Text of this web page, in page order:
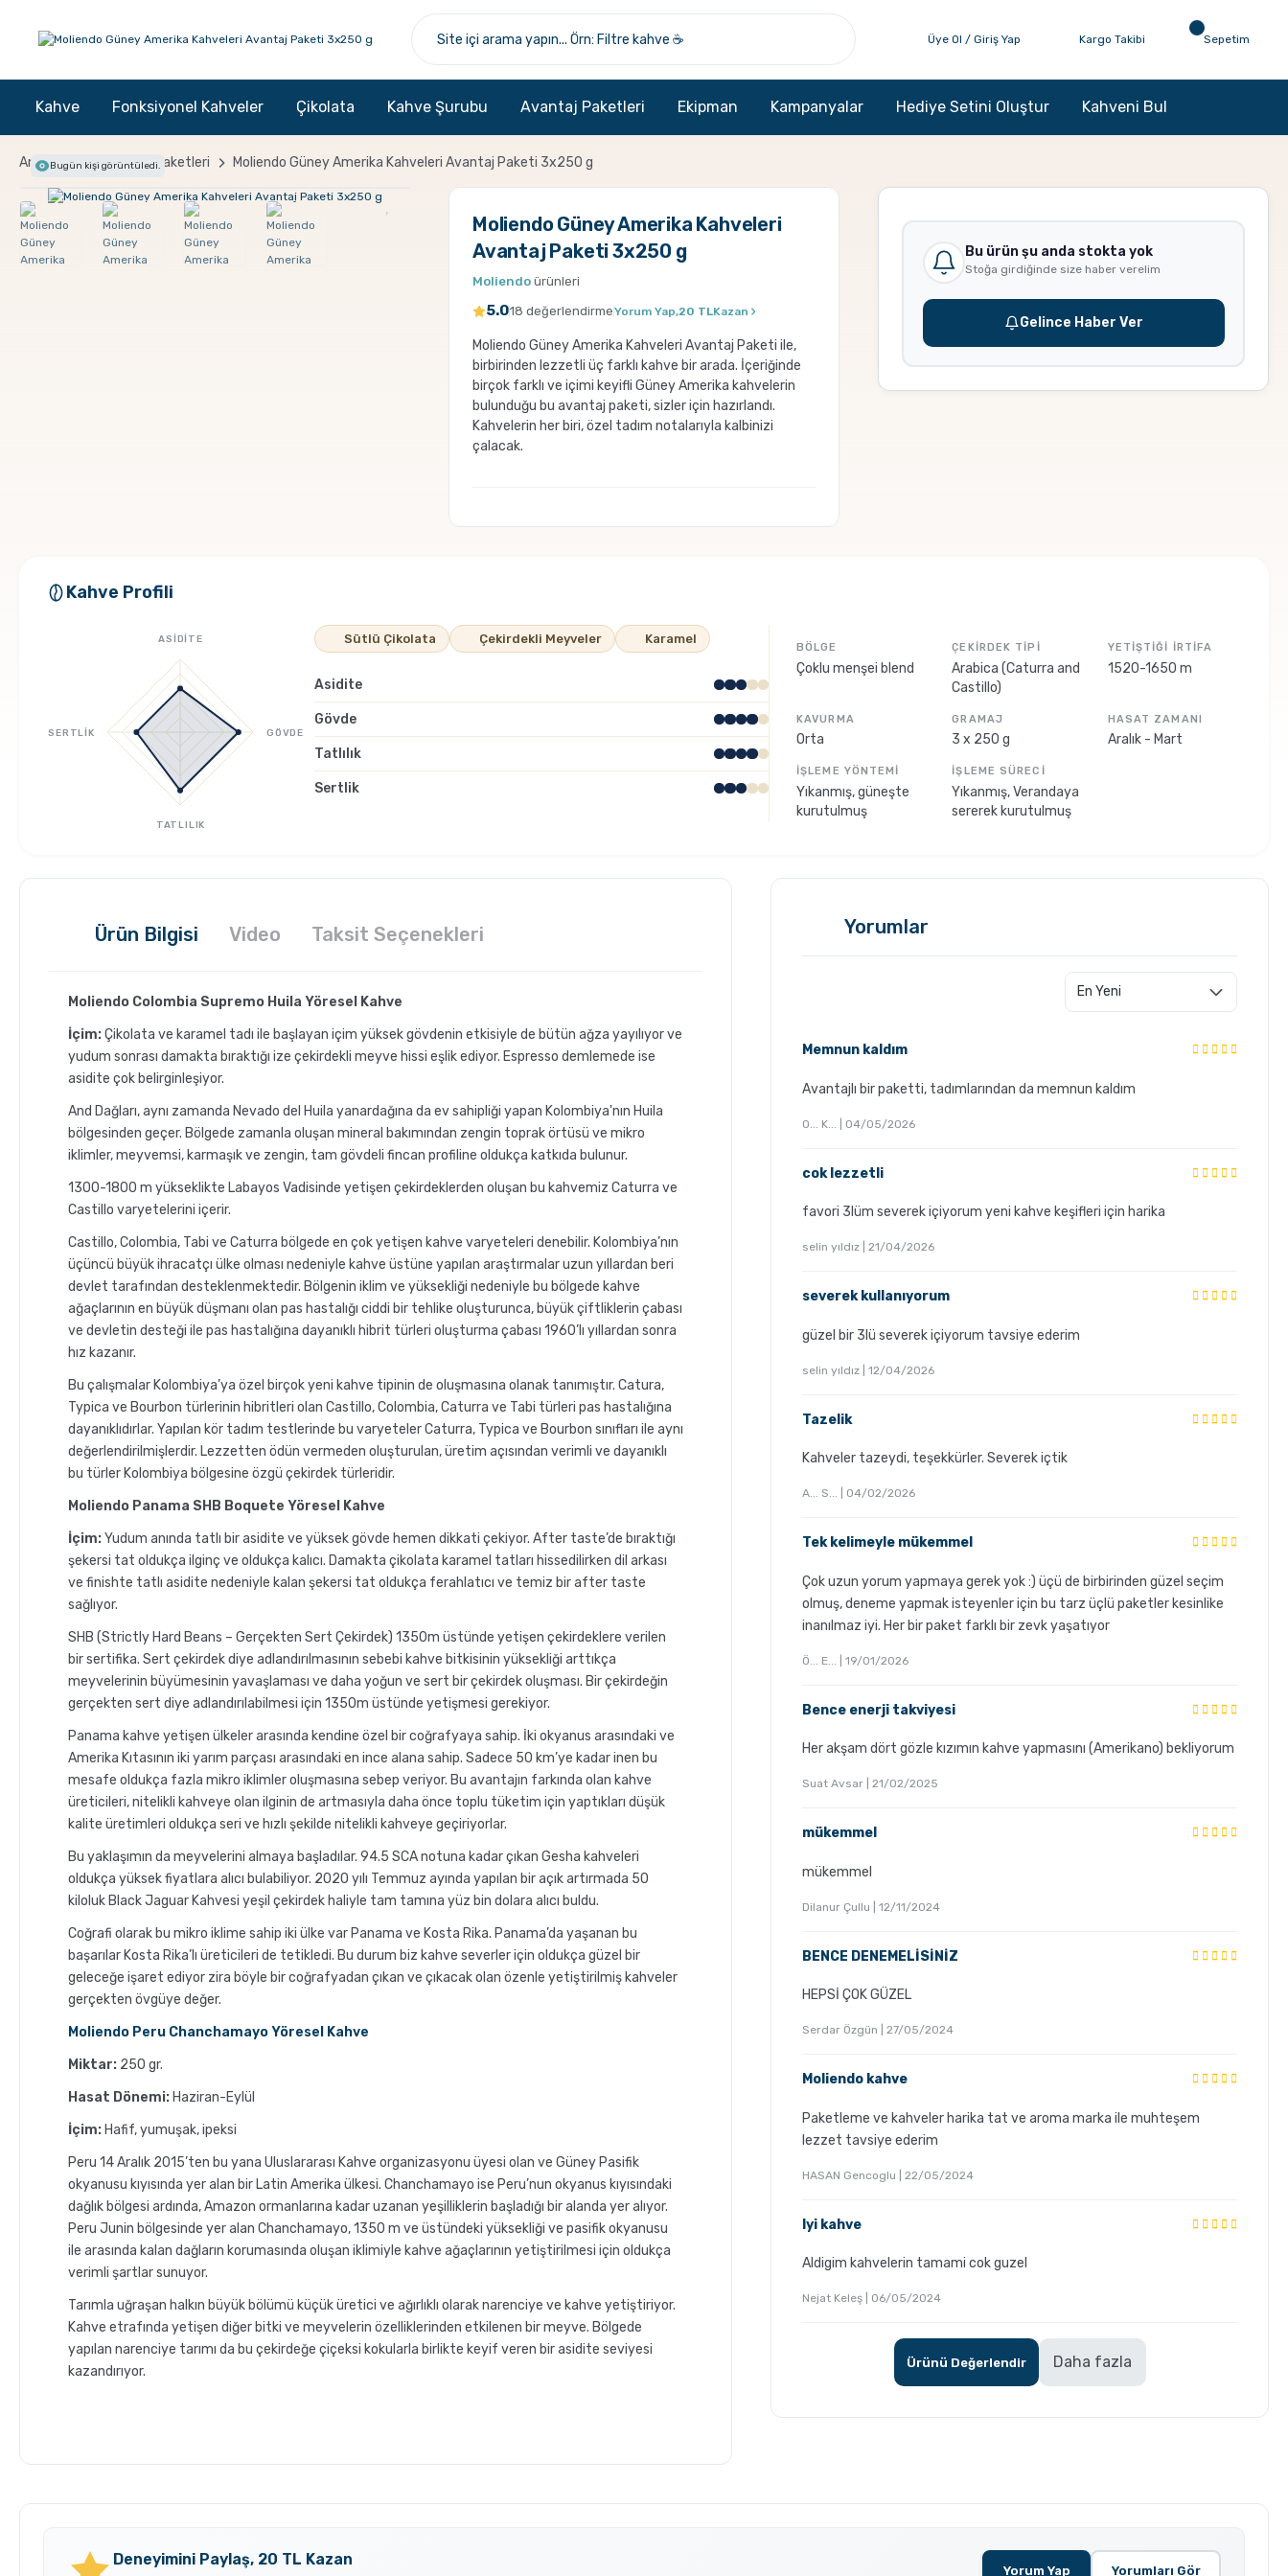
Üye Ol / Giriş Yap Kargo Takibi Sepetim
Kahve Fonksiyonel Kahveler Çikolata Kahve Şurubu Avantaj Paketleri Ekipman Kampanyalar Hediye Setini Oluştur Kahveni Bul
Anasayfa Avantaj Paketleri Moliendo Güney Amerika Kahveleri Avantaj Paketi 3x250 g
Bugün kişi görüntüledi.
Moliendo Güney Amerika Kahveleri
Avantaj Paketi 3x250 g
Moliendo ürünleri
5.018 değerlendirmeYorum Yap,20 TLKazan
Moliendo Güney Amerika Kahveleri Avantaj Paketi ile,
birbirinden lezzetli üç farklı kahve bir arada. İçeriğinde
birçok farklı ve içimi keyifli Güney Amerika kahvelerin
bulunduğu bu avantaj paketi, sizler için hazırlandı.
Kahvelerin her biri, özel tadım notalarıyla kalbinizi
çalacak.
Bu ürün şu anda stokta yok
Stoğa girdiğinde size haber verelim
Gelince Haber Ver
Kahve Profili
ASİDİTE
GÖVDE
TATLILIK
SERTLİK
Sütlü Çikolata Çekirdekli Meyveler Karamel
Asidite
Gövde
Tatlılık
Sertlik
BÖLGE
Çoklu menşei blend
ÇEKIRDEK TIPI
Arabica (Caturra and
Castillo)
YETIŞTIĞI İRTIFA
1520-1650 m
KAVURMA
Orta
GRAMAJ
3 x 250 g
HASAT ZAMANI
Aralık - Mart
İŞLEME YÖNTEMI
Yıkanmış, güneşte
kurutulmuş
İŞLEME SÜRECI
Yıkanmış, Verandaya
sererek kurutulmuş
Ürün Bilgisi Video Taksit Seçenekleri
Moliendo Colombia Supremo Huila Yöresel Kahve
İçim:Çikolata ve karamel tadı ile başlayan içim yüksek gövdenin etkisiyle de bütün ağza yayılıyor ve
yudum sonrası damakta bıraktığı ize çekirdekli meyve hissi eşlik ediyor. Espresso demlemede ise
asidite çok belirginleşiyor.
And Dağları, aynı zamanda Nevado del Huila yanardağına da ev sahipliği yapan Kolombiya'nın Huila
bölgesinden geçer. Bölgede zamanla oluşan mineral bakımından zengin toprak örtüsü ve mikro
iklimler, meyvemsi, karmaşık ve zengin, tam gövdeli fincan profiline oldukça katkıda bulunur.
1300-1800 m yükseklikte Labayos Vadisinde yetişen çekirdeklerden oluşan bu kahvemiz Caturra ve
Castillo varyetelerini içerir.
Castillo, Colombia, Tabi ve Caturra bölgede en çok yetişen kahve varyeteleri denebilir. Kolombiya’nın
üçüncü büyük ihracatçı ülke olması nedeniyle kahve üstüne yapılan araştırmalar uzun yıllardan beri
devlet tarafından desteklenmektedir. Bölgenin iklim ve yüksekliği nedeniyle bu bölgede kahve
ağaçlarının en büyük düşmanı olan pas hastalığı ciddi bir tehlike oluşturunca, büyük çiftliklerin çabası
ve devletin desteği ile pas hastalığına dayanıklı hibrit türleri oluşturma çabası 1960’lı yıllardan sonra
hız kazanır.
Bu çalışmalar Kolombiya’ya özel birçok yeni kahve tipinin de oluşmasına olanak tanımıştır. Catura,
Typica ve Bourbon türlerinin hibritleri olan Castillo, Colombia, Caturra ve Tabi türleri pas hastalığına
dayanıklıdırlar. Yapılan kör tadım testlerinde bu varyeteler Caturra, Typica ve Bourbon sınıfları ile aynı
değerlendirilmişlerdir. Lezzetten ödün vermeden oluşturulan, üretim açısından verimli ve dayanıklı
bu türler Kolombiya bölgesine özgü çekirdek türleridir.
Moliendo Panama SHB Boquete Yöresel Kahve
İçim:Yudum anında tatlı bir asidite ve yüksek gövde hemen dikkati çekiyor. After taste’de bıraktığı
şekersi tat oldukça ilginç ve oldukça kalıcı. Damakta çikolata karamel tatları hissedilirken dil arkası
ve finishte tatlı asidite nedeniyle kalan şekersi tat oldukça ferahlatıcı ve temiz bir after taste
sağlıyor.
SHB (Strictly Hard Beans – Gerçekten Sert Çekirdek) 1350m üstünde yetişen çekirdeklere verilen
bir sertifika. Sert çekirdek diye adlandırılmasının sebebi kahve bitkisinin yüksekliği arttıkça
meyvelerinin büyümesinin yavaşlaması ve daha yoğun ve sert bir çekirdek oluşması. Bir çekirdeğin
gerçekten sert diye adlandırılabilmesi için 1350m üstünde yetişmesi gerekiyor.
Panama kahve yetişen ülkeler arasında kendine özel bir coğrafyaya sahip. İki okyanus arasındaki ve
Amerika Kıtasının iki yarım parçası arasındaki en ince alana sahip. Sadece 50 km’ye kadar inen bu
mesafe oldukça fazla mikro iklimler oluşmasına sebep veriyor. Bu avantajın farkında olan kahve
üreticileri, nitelikli kahveye olan ilginin de artmasıyla daha önce toplu tüketim için yaptıkları düşük
kalite üretimleri oldukça seri ve hızlı şekilde nitelikli kahveye geçiriyorlar.
Bu yaklaşımın da meyvelerini almaya başladılar. 94.5 SCA notuna kadar çıkan Gesha kahveleri
oldukça yüksek fiyatlara alıcı bulabiliyor. 2020 yılı Temmuz ayında yapılan bir açık artırmada 50
kiloluk Black Jaguar Kahvesi yeşil çekirdek haliyle tam tamına yüz bin dolara alıcı buldu.
Coğrafi olarak bu mikro iklime sahip iki ülke var Panama ve Kosta Rika. Panama’da yaşanan bu
başarılar Kosta Rika’lı üreticileri de tetikledi. Bu durum biz kahve severler için oldukça güzel bir
geleceğe işaret ediyor zira böyle bir coğrafyadan çıkan ve çıkacak olan özenle yetiştirilmiş kahveler
gerçekten övgüye değer.
Moliendo Peru Chanchamayo Yöresel Kahve
Miktar: 250 gr.
Hasat Dönemi: Haziran-Eylül
İçim: Hafif, yumuşak, ipeksi
Peru 14 Aralık 2015’ten bu yana Uluslararası Kahve organizasyonu üyesi olan ve Güney Pasifik
okyanusu kıyısında yer alan bir Latin Amerika ülkesi. Chanchamayo ise Peru’nun okyanus kıyısındaki
dağlık bölgesi ardında, Amazon ormanlarına kadar uzanan yeşilliklerin başladığı bir alanda yer alıyor.
Peru Junin bölgesinde yer alan Chanchamayo, 1350 m ve üstündeki yüksekliği ve pasifik okyanusu
ile arasında kalan dağların korumasında oluşan iklimiyle kahve ağaçlarının yetiştirilmesi için oldukça
verimli şartlar sunuyor.
Tarımla uğraşan halkın büyük bölümü küçük üretici ve ağırlıklı olarak narenciye ve kahve yetiştiriyor.
Kahve etrafında yetişen diğer bitki ve meyvelerin özelliklerinden etkilenen bir meyve. Bölgede
yapılan narenciye tarımı da bu çekirdeğe çiçeksi kokularla birlikte keyif veren bir asidite seviyesi
kazandırıyor.
GROSCHE Milano Mokapot
Grosche Aberdeen Tritan
Grosche Milano Moka Pot
Yorumlar
Memnun kaldım
Avantajlı bir paketti, tadımlarından da memnun kaldım
O... K... | 04/05/2026
cok lezzetli
favori 3lüm severek içiyorum yeni kahve keşifleri için harika
selin yıldız | 21/04/2026
severek kullanıyorum
güzel bir 3lü severek içiyorum tavsiye ederim
selin yıldız | 12/04/2026
Tazelik
Kahveler tazeydi, teşekkürler. Severek içtik
A... S... | 04/02/2026
Tek kelimeyle mükemmel
Çok uzun yorum yapmaya gerek yok :) üçü de birbirinden güzel seçim
olmuş, deneme yapmak isteyenler için bu tarz üçlü paketler kesinlike
inanılmaz iyi. Her bir paket farklı bir zevk yaşatıyor
Ö... E... | 19/01/2026
Bence enerji takviyesi
Her akşam dört gözle kızımın kahve yapmasını (Amerikano) bekliyorum
Suat Avsar | 21/02/2025
mükemmel
mükemmel
Dilanur Çullu | 12/11/2024
BENCE DENEMELİSİNİZ
HEPSİ ÇOK GÜZEL
Serdar Özgün | 27/05/2024
Moliendo kahve
Paketleme ve kahveler harika tat ve aroma marka ile muhteşem
lezzet tavsiye ederim
HASAN Gencoglu | 22/05/2024
Iyi kahve
Aldigim kahvelerin tamami cok guzel
Nejat Keleş | 06/05/2024
Ürünü Değerlendir Daha fazla
Deneyimini Paylaş, 20 TL Kazan
Yorum Yap Yorumları Gör